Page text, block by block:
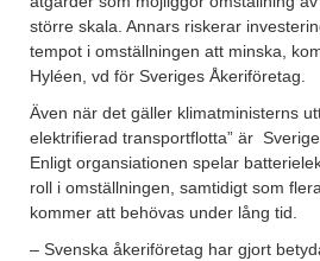
större skala. Annars riskerar
tempot i omställningen att minska,
Hyléen, vd för Sveriges Åkeriföretag.
Även när det gäller klimatministerns
elektrifierad transportflotta” är
Enligt organsiationen spelar
roll i omställningen, samtidigt som
kommer att behövas under lång tid.
– Svenska åkeriföretag har gjort